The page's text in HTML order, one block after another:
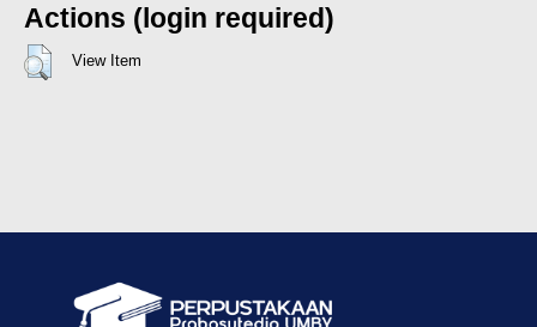
Actions (login required)
View Item